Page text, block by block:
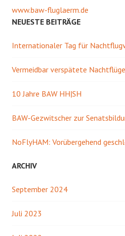
www.baw-fluglaerm.de
NEUESTE BEITRÄGE
Internationaler Tag für
Vermeidbar verspätete
10 Jahre BAW HH|SH
BAW-Gezwitscher zur
NoFlyHAM: Vorübergehend
ARCHIV
September 2024
Juli 2023